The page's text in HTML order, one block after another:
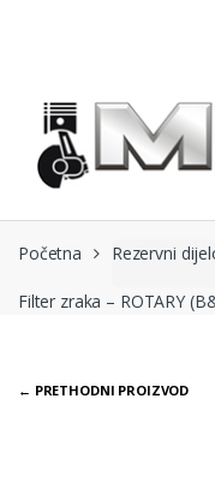
Početna Rezervni
Filter zraka – ROTARY
← PRETHODNI PROIZVOD